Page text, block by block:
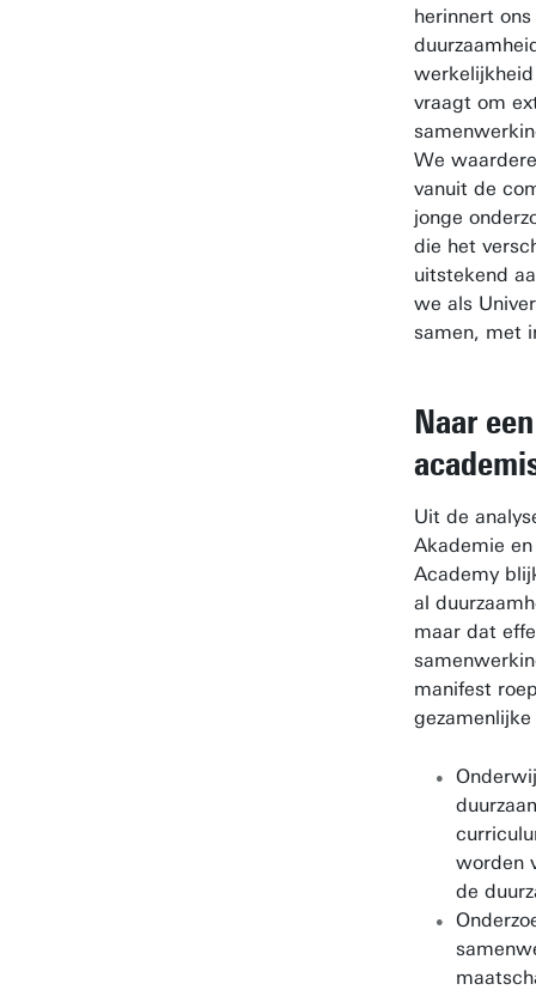
herinnert
vraagt om
We
vanuit de
jonge
die het
uitstekend
we als
samen, met
Naar
Uit de
Akademie en
Academy
al
maar dat
manifest
worden
de